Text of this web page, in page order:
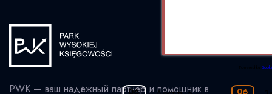
PWK — ваш надёжный партнёр и помощник в
Powered by